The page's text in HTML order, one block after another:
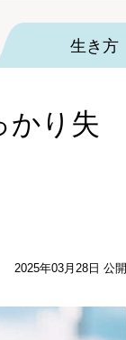
生き方
かり失
2025年03月28日 公開